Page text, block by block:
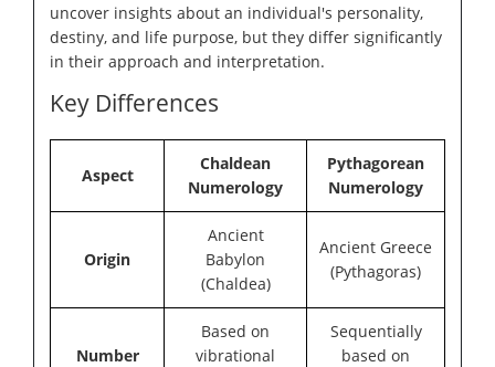
uncover insights about an individual's personality,
destiny, and life purpose, but they differ significantly
in their approach and interpretation.
Key Differences
Aspect
Chaldean
Numerology
Pythagorean
Numerology
Origin
Ancient
Babylon
(Chaldea)
Ancient Greece
(Pythagoras)
Number
Based on
vibrational
Sequentially
based on